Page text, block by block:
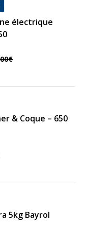
électrique
00€
& Coque – 650
5kg Bayrol